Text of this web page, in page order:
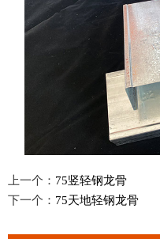
上一个： 75竖轻钢龙骨
下一个： 75天地轻钢龙骨